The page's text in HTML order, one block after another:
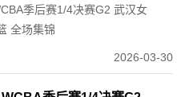
山西女篮 全场集锦
季后赛1/4决赛G2 武汉女
全场集锦
2026-03-30